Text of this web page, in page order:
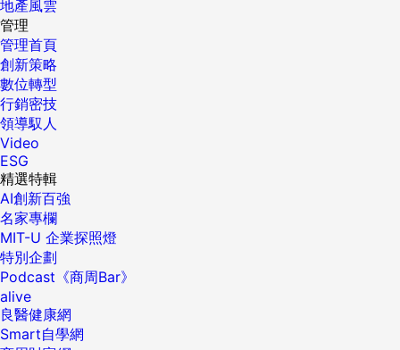
地產風雲
管理
管理首頁
創新策略
數位轉型
行銷密技
領導馭人
Video
ESG
精選特輯
AI創新百強
名家專欄
MIT-U 企業探照燈
特別企劃
Podcast《商周Bar》
alive
良醫健康網
Smart自學網